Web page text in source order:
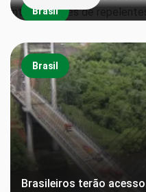
Brasil
Brasil
Brasileiros terão